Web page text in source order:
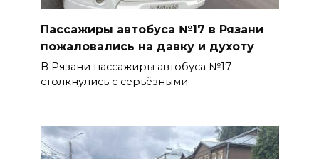
Пассажиры автобуса №17 в Рязани
пожаловались на давку и духоту
В Рязани пассажиры автобуса №17
столкнулись с серьёзными